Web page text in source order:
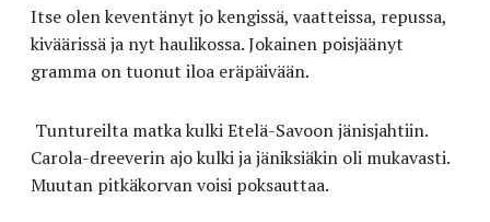
Itse olen keventänyt jo kengissä, vaatteissa, repussa,
kiväärissä ja nyt haulikossa. Jokainen poisjäänyt
gramma on tuonut iloa eräpäivään.
Tuntureilta matka kulki Etelä-Savoon jänisjahtiin.
Carola-dreeverin ajo kulki ja jäniksiäkin oli mukavasti.
Muutan pitkäkorvan voisi poksauttaa.